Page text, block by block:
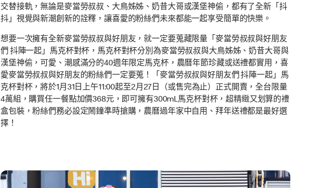
交替接軌，無論是麥當勞叔叔、大鳥姊姊、奶昔大哥或漢堡神偷，都有了全新「抖
抖」視覺與新潮創新的詮釋，讓喜愛的粉絲們未來都能一起享受簡單的快樂。
想要一次擁有全新麥當勞叔叔與好朋友，就一定要蒐藏限量「麥當勞叔叔與好朋友
們 抖陣一起」馬克杯對杯，馬克杯對杯分別為麥當勞叔叔與大鳥姊姊、奶昔大哥與
漢堡神偷，可愛、潮感滿分的40週年限定馬克杯，農曆年節珍藏或送禮都實用，喜
愛麥當勞叔叔與好朋友的粉絲們一定要蒐！「麥當勞叔叔與好朋友們 抖陣一起」馬
克杯對杯，將於1月31日上午11:00起至2月27日（或售完為止）正式開賣，全台限量
4萬組，購買任一餐點加價368元，即可擁有300mL馬克杯對杯，超精緻又划算的禮
盒包裝，粉絲們務必設定鬧鐘準時搶購，農曆過年家中自用、拜年送禮都是最好選
擇！